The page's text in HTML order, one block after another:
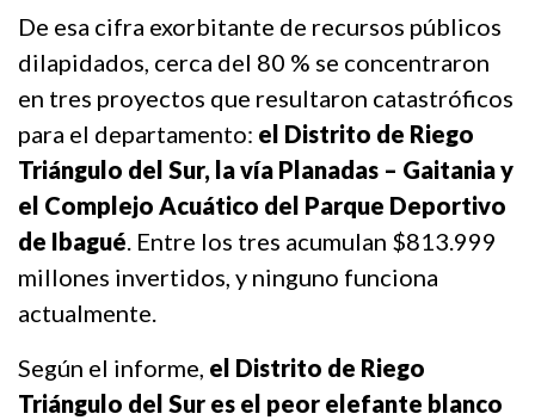
De esa cifra exorbitante de recursos públicos
dilapidados, cerca del 80 % se concentraron
en tres proyectos que resultaron catastróficos
para el departamento: el Distrito de Riego
Triángulo del Sur, la vía Planadas – Gaitania y
el Complejo Acuático del Parque Deportivo
de Ibagué. Entre los tres acumulan $813.999
millones invertidos, y ninguno funciona
actualmente.
Según el informe, el Distrito de Riego
Triángulo del Sur es el peor elefante blanco